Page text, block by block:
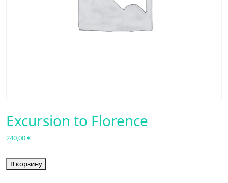
Excursion to Florence
240,00€
В корзину